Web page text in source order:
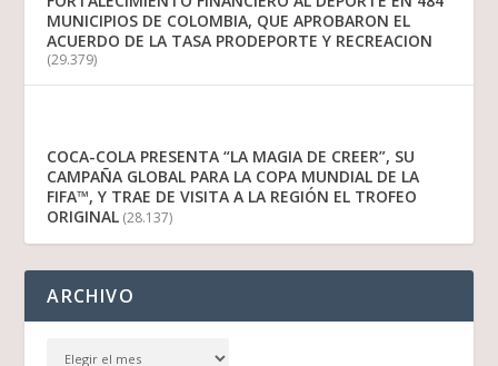
MUNICIPIOS DE COLOMBIA, QUE APROBARON EL
ACUERDO DE LA TASA PRODEPORTE Y RECREACION
(29.379)
COCA-COLA PRESENTA “LA MAGIA DE CREER”, SU
CAMPAÑA GLOBAL PARA LA COPA MUNDIAL DE LA
FIFA™, Y TRAE DE VISITA A LA REGIÓN EL TROFEO
ORIGINAL (28.137)
ARCHIVO